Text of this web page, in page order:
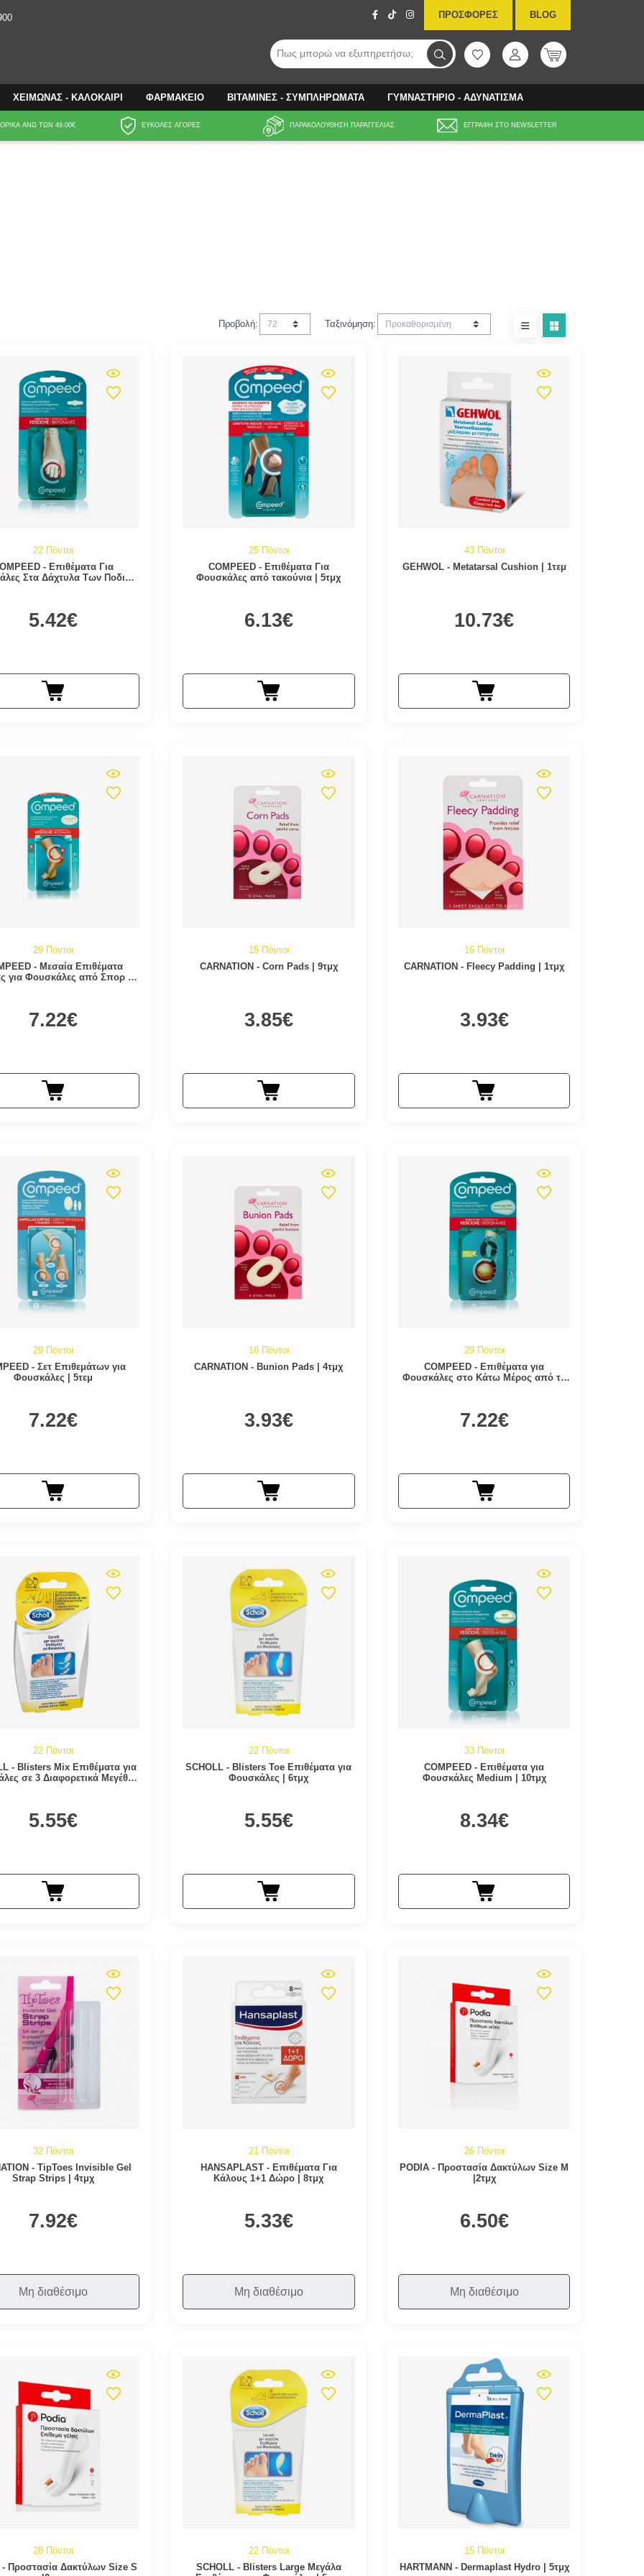
ΠΡΟΣΦΟΡΕΣ BLOG
Πως μπορώ να εξυπηρετήσω;
ΧΕΙΜΩΝΑΣ - ΚΑΛΟΚΑΙΡΙ ΦΑΡΜΑΚΕΙΟ ΒΙΤΑΜΙΝΕΣ - ΣΥΜΠΛΗΡΩΜΑΤΑ ΓΥΜΝΑΣΤΗΡΙΟ - ΑΔΥΝΑΤΙΣΜΑ
ΑΝΩ ΤΩΝ 49.00€ ΕΥΚΟΛΕΣ ΑΓΟΡΕΣ ΠΑΡΑΚΟΛΟΥΘΗΣΗ ΠΑΡΑΓΓΕΛΙΑΣ ΕΓΓΡΑΦΗ ΣΤΟ NEWSLETTER
Προβολή: Ταξινόμηση:
22 Πόντοι
- Επιθέματα Για
Στα Δάχτυλα Των Ποδιών
5.42€
25 Πόντοι
COMPEED - Επιθέματα Για
Φουσκάλες από τακούνια | 5τμχ
6.13€
43 Πόντοι
GEHWOL - Metatarsal Cushion | 1τεμ
10.73€
29 Πόντοι
- Μεσαία Επιθέματα
για Φουσκάλες από Σπορ | 5
7.22€
15 Πόντοι
CARNATION - Corn Pads | 9τμχ
3.85€
16 Πόντοι
CARNATION - Fleecy Padding | 1τμχ
3.93€
29 Πόντοι
- Σετ Επιθεμάτων για
Φουσκάλες | 5τεμ
7.22€
16 Πόντοι
CARNATION - Bunion Pads | 4τμχ
3.93€
29 Πόντοι
COMPEED - Επιθέματα για
Φουσκάλες στο Κάτω Μέρος από το
7.22€
22 Πόντοι
- Blisters Mix Επιθέματα για
σε 3 Διαφορετικά Μεγέθη |
5.55€
22 Πόντοι
SCHOLL - Blisters Toe Επιθέματα για
Φουσκάλες | 6τμχ
5.55€
33 Πόντοι
COMPEED - Επιθέματα για
Φουσκάλες Medium | 10τμχ
8.34€
32 Πόντοι
- TipToes Invisible Gel
Strap Strips | 4τμχ
7.92€
Μη διαθέσιμο
21 Πόντοι
HANSAPLAST - Επιθέματα Για
Κάλους 1+1 Δώρο | 8τμχ
5.33€
Μη διαθέσιμο
26 Πόντοι
PODIA - Προστασία Δακτύλων Size M
|2τμχ
6.50€
Μη διαθέσιμο
28 Πόντοι
- Προστασία Δακτύλων Size S
22 Πόντοι
SCHOLL - Blisters Large Μεγάλα
15 Πόντοι
HARTMANN - Dermaplast Hydro | 5τμχ